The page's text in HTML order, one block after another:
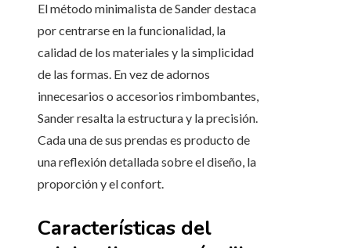
El método minimalista de Sander destaca
por centrarse en la funcionalidad, la
calidad de los materiales y la simplicidad
de las formas. En vez de adornos
innecesarios o accesorios rimbombantes,
Sander resalta la estructura y la precisión.
Cada una de sus prendas es producto de
una reflexión detallada sobre el diseño, la
proporción y el confort.
Características del